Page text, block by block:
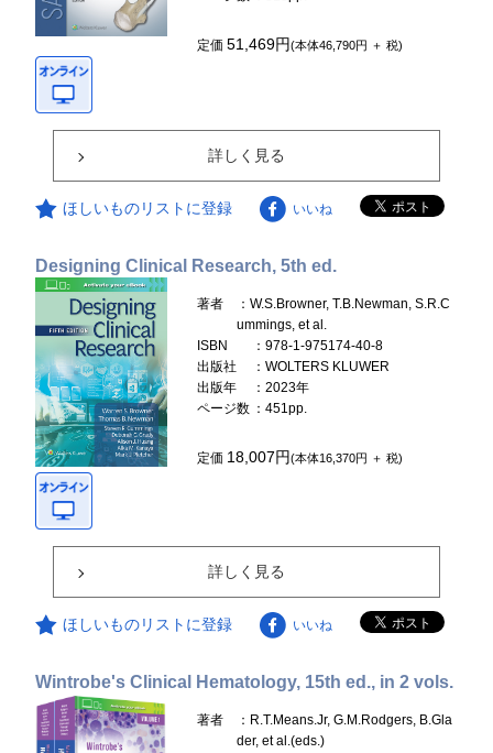
定価51,469円(本体46,790円 ＋ 税)
詳しく見る
ほしいものリストに登録 いいね
Designing Clinical Research, 5th ed.
著者
：W.S.Browner, T.B.Newman, S.R.C
ummings, et al.
ISBN
：978-1-975174-40-8
出版社
：WOLTERS KLUWER
出版年
：2023年
ページ数 ：451pp.
定価 18,007円(本体16,370円 ＋ 税)
詳しく見る
ほしいものリストに登録 いいね
Wintrobe's Clinical Hematology, 15th ed., in 2 vols.
著者
：R.T.Means.Jr, G.M.Rodgers, B.Gla
der, et al.(eds.)